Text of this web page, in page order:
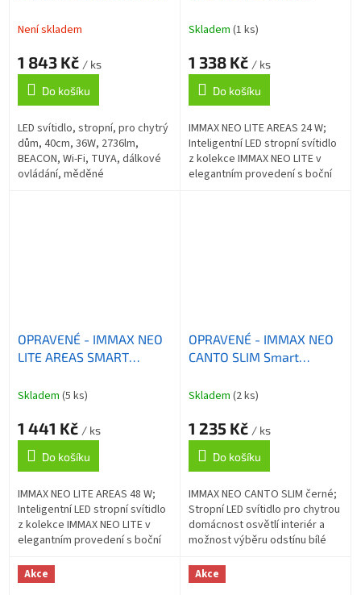
lm, měděné, Wi-Fi, TUYA
Není skladem
1 843 Kč / ks
Do košíku
LED svítidlo, stropní, pro chytrý
dům, 40cm, 36W, 2736lm,
BEACON, Wi-Fi, TUYA, dálkové
ovládání, měděné
24W černé TUYA Wi-Fi
Skladem (1 ks)
1 338 Kč / ks
Do košíku
IMMAX NEO LITE AREAS 24 W;
Inteligentní LED stropní svítidlo
z kolekce IMMAX NEO LITE v
elegantním provedení s boční
OPRAVENÉ - IMMAX NEO
LITE AREAS SMART
48W černé TUYA Wi-Fi
Skladem (5 ks)
1 441 Kč / ks
Do košíku
IMMAX NEO LITE AREAS 48 W;
Inteligentní LED stropní svítidlo
z kolekce IMMAX NEO LITE v
elegantním provedení s boční
světla do stran. Aplikace
IMMAX...
OPRAVENÉ - IMMAX NEO
CANTO SLIM Smart
22W 1610lm černé Zigbee
Skladem (2 ks)
1 235 Kč / ks
Do košíku
IMMAX NEO CANTO SLIM černé;
Stropní LED svítidlo pro chytrou
domácnost osvětlí interiér a
možnost výběru odstínu bílé
atmosféru. Podporuje
bezdrátový...
Akce Akce